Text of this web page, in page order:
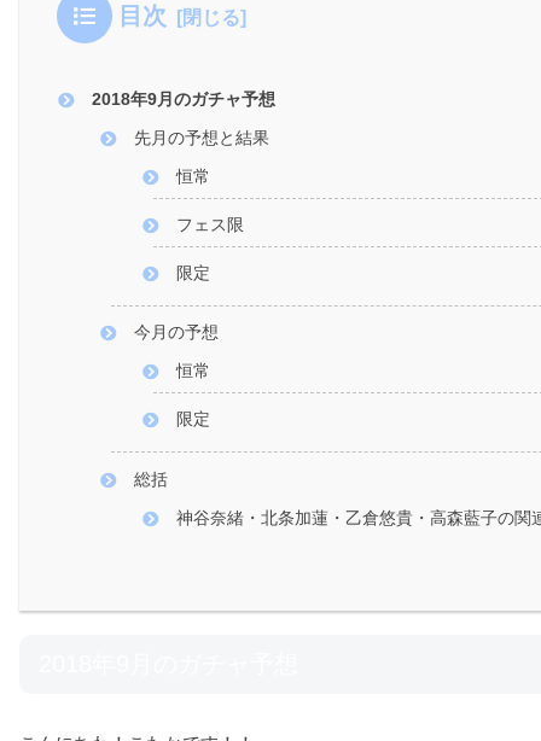
目次
2018年9月のガチャ予想
先月の予想と結果
恒常
フェス限
限定
今月の予想
恒常
限定
総括
神谷奈緒・北条加蓮・乙倉悠貴・高森藍子の関